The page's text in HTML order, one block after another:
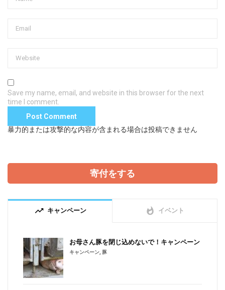
Save my name, email, and website in this browser for the next
time I comment.
暴力的または攻撃的な内容が含まれる場合は投稿できません
寄付をする
trending_up キャンペーン whatshot イベント
お母さん豚を閉じ込めないで！キャンペーン
キャンペーン 豚